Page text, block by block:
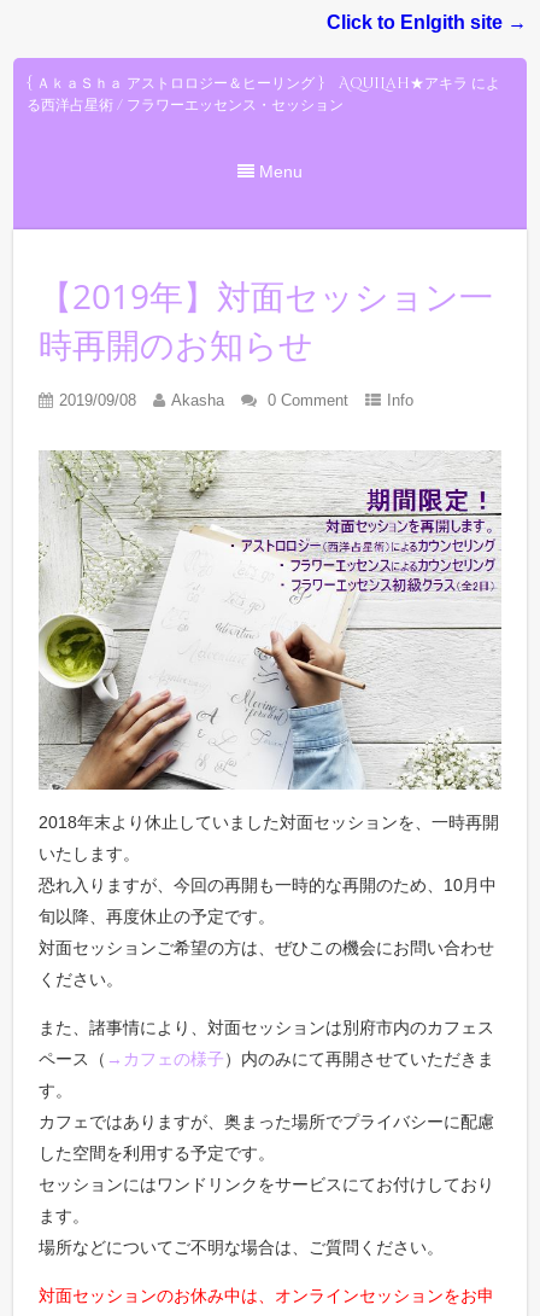
Click to Enlgith site →
{ ＡｋａＳｈａ アストロロジー＆ヒーリング } AquiLah★アキラ によ
る西洋占星術 / フラワーエッセンス・セッション
Menu
【2019年】対面セッション一
時再開のお知らせ
2019/09/08 Akasha 0 Comment Info
2018年末より休止していました対面セッションを、一時再開
いたします。
恐れ入りますが、今回の再開も一時的な再開のため、10月中
旬以降、再度休止の予定です。
対面セッションご希望の方は、ぜひこの機会にお問い合わせ
ください。
また、諸事情により、対面セッションは別府市内のカフェス
ペース（ →カフェの様子）内のみにて再開させていただきま
す。
カフェではありますが、奥まった場所でプライバシーに配慮
した空間を利用する予定です。
セッションにはワンドリンクをサービスにてお付けしており
ます。
場所などについてご不明な場合は、ご質問ください。
対面セッションのお休み中は、オンラインセッションをお申